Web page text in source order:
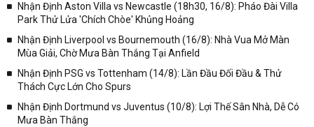
Nhận Định Aston Villa vs Newcastle (18h30, 16/8): Pháo Đài Villa
Park Thử Lửa 'Chích Chòe' Khủng Hoảng
Nhận Định Liverpool vs Bournemouth (16/8): Nhà Vua Mở Màn
Mùa Giải, Chờ Mưa Bàn Thắng Tại Anfield
Nhận Định PSG vs Tottenham (14/8): Lần Đầu Đối Đầu & Thử
Thách Cực Lớn Cho Spurs
Nhận Định Dortmund vs Juventus (10/8): Lợi Thế Sân Nhà, Dễ Có
Mưa Bàn Thắng